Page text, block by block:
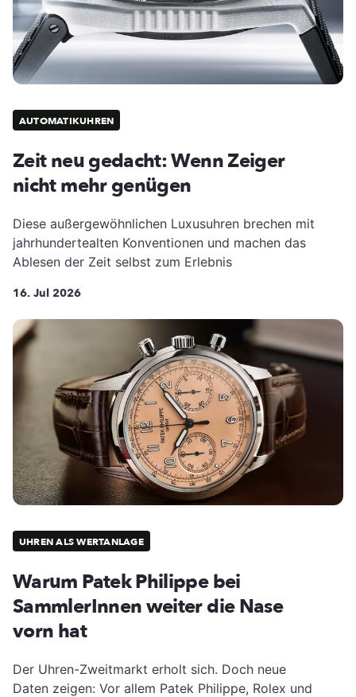
AUTOMATIKUHREN
Zeit neu gedacht: Wenn Zeiger
nicht mehr genügen
Diese außergewöhnlichen Luxusuhren brechen mit
jahrhundertealten Konventionen und machen das
Ablesen der Zeit selbst zum Erlebnis
16. Jul 2026
UHREN ALS WERTANLAGE
Warum Patek Philippe bei
SammlerInnen weiter die Nase
vorn hat
Der Uhren-Zweitmarkt erholt sich. Doch neue
Daten zeigen: Vor allem Patek Philippe, Rolex und